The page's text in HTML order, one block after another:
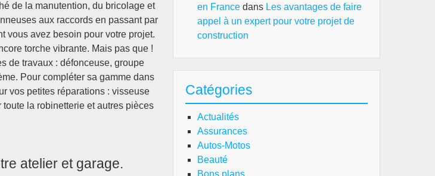
de la manutention, du bricolage et
aux raccords en passant par
vous avez besoin pour votre projet.
torche vibrante. Mais pas que !
de travaux : défonceuse, groupe
Pour compléter sa gamme dans
vos petites réparations : visseuse
la robinetterie et autres pièces
atelier et garage.
en France dans Les avantages de faire
appel à un expert pour votre projet de
construction
Catégories
Actualités
Assurances
Autos-Motos
Beauté
Bons plans